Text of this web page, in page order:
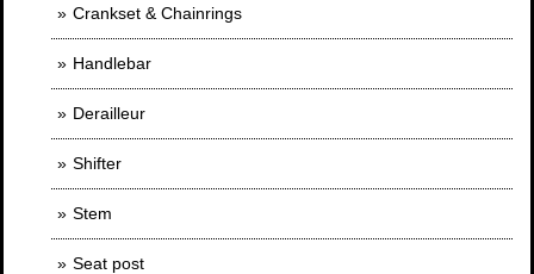
Crankset & Chainrings
Handlebar
Derailleur
Shifter
Stem
Seat post